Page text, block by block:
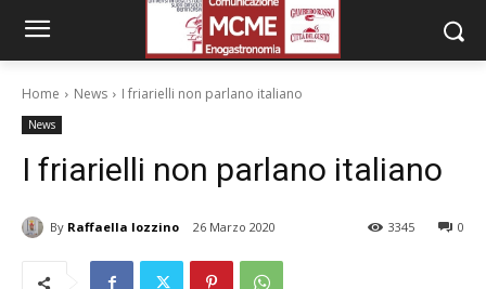
Home News I friarielli non parlano italiano
News
I friarielli non parlano italiano
By Raffaella Iozzino 26 Marzo 2020 0
3345